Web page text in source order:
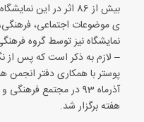
بیش از 86 اثر در این
ی موضوعات اجتماعی،
نمایشگاه نیز توسط گروه
– لازم به ذکر است که پس از
آذر‌ماه 93 در مجتمع
هفته برگزار شد.